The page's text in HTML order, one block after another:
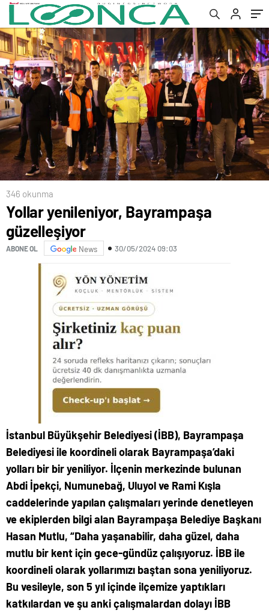
346 okunma
Yollar yenileniyor, Bayrampaşa
güzelleşiyor
ABONE OL News 30/05/2024 09:03
İstanbul Büyükşehir Belediyesi (İBB), Bayrampaşa
Belediyesi ile koordineli olarak Bayrampaşa’daki
yolları bir bir yeniliyor. İlçenin merkezinde bulunan
Abdi İpekçi, Numunebağ, Uluyol ve Rami Kışla
caddelerinde yapılan çalışmaları yerinde denetleyen
ve ekiplerden bilgi alan Bayrampaşa Belediye Başkanı
Hasan Mutlu, “Daha yaşanabilir, daha güzel, daha
mutlu bir kent için gece-gündüz çalışıyoruz. İBB ile
koordineli olarak yollarımızı baştan sona yeniliyoruz.
Bu vesileyle, son 5 yıl içinde ilçemize yaptıkları
katkılardan ve şu anki çalışmalardan dolayı İBB